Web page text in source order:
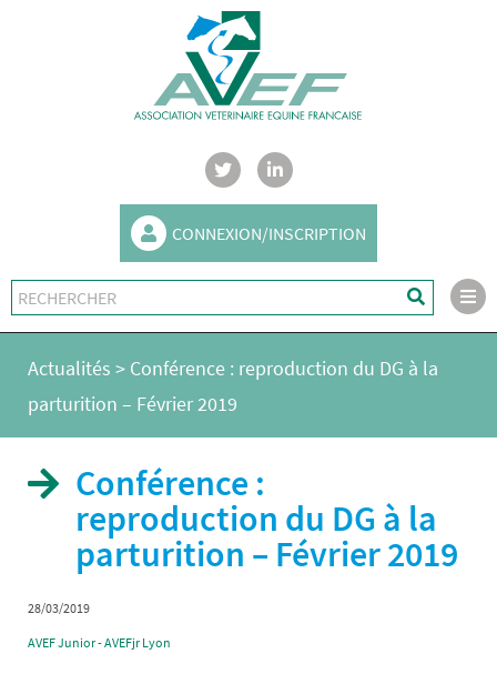
CONNEXION/INSCRIPTION
Actualités > Conférence : reproduction du DG à la
parturition – Février 2019
Conférence :
reproduction du DG à la
parturition – Février 2019
28/03/2019
AVEF Junior - AVEFjr Lyon